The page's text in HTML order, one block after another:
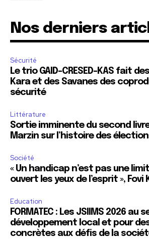
Nos derniers
Sécurité
Le trio GAID-CRESED-KAS fait
Kara et des Savanes des
sécurité
Littérature
Sortie imminente du second
Marzin sur l’histoire des
Société
« Un handicap n’est pas une
ouvert les yeux de l’esprit », Fovi
Education
FORMATEC : Les JSIIMS 2026 au
développement local et pour
concrètes aux défis de la